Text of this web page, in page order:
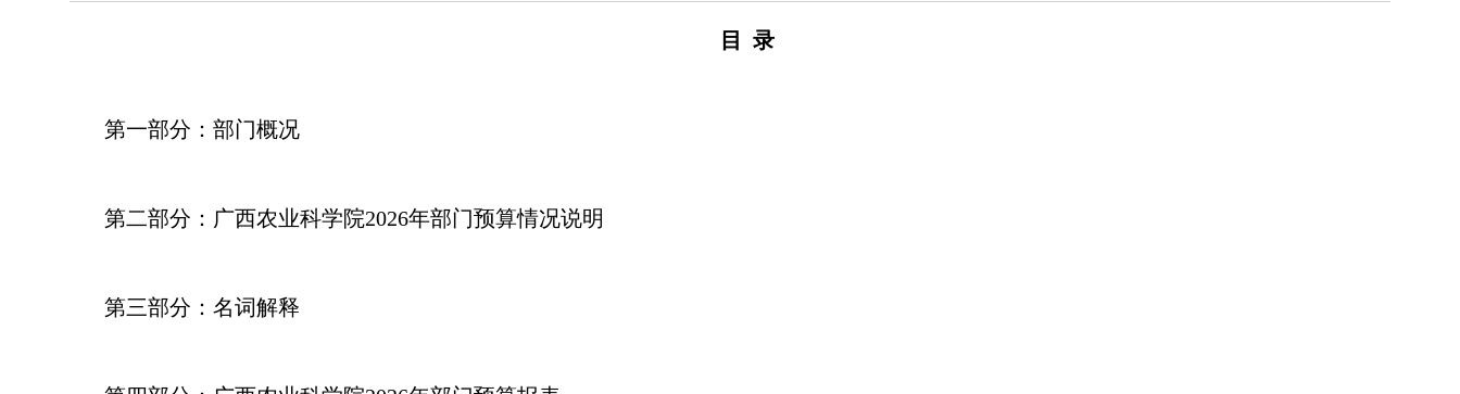
目 录
第一部分：部门概况
第二部分：广西农业科学院2026年部门预算情况说明
第三部分：名词解释